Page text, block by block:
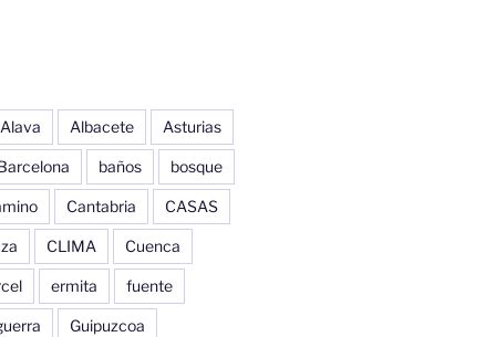
Alava Albacete Asturias
baños bosque
Cantabria CASAS
CLIMA Cuenca
ermita fuente
Guipuzcoa